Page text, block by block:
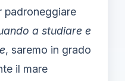
padroneggiare
a studiare e
, saremo in grado
il mare